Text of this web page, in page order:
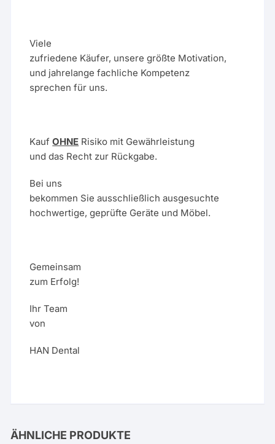
Viele
zufriedene Käufer, unsere größte Motivation,
und jahrelange fachliche Kompetenz
sprechen für uns.
KaufOHNE Risiko mit Gewährleistung
und das Recht zur Rückgabe.
Bei uns
bekommen Sie ausschließlich ausgesuchte
hochwertige, geprüfte Geräte und Möbel.
Gemeinsam
zum Erfolg!
Ihr Team
von
HAN Dental
ÄHNLICHE PRODUKTE